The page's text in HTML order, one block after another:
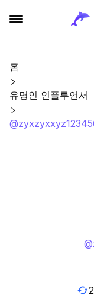
홈
유명인 인플루언서
@